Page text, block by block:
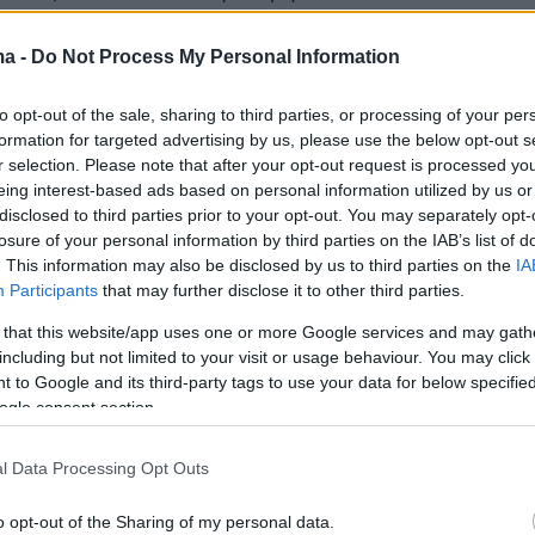
- Do Not Process My Personal Information
opt-out of the sale, sharing to third parties, or processing of your
for targeted advertising by us, please use the below opt-out
selection. Please note that after your opt-out request is processed
interest-based ads based on personal information utilized by us
to third parties prior to your opt-out. You may separately
of your personal information by third parties on the IAB’s list of
This information may also be disclosed by us to third parties on the
Participants that may further disclose it to other third parties.
that this website/app uses one or more Google services and may
but not limited to your visit or usage behaviour. You may
to Google and its third-party tags to use your data for below
consent section.
Data Processing Opt Outs
opt-out of the Sharing of my personal data.
ημέρα θα καταβληθούν οι κύριες και οι
στους γονείς που άφησαν την κόρη τους
- «Δεν έχω ξαναδεί κάτι τέτοιο» είπε ο
από Γεωργιάδη για φωτογραφία του
στο διαδίκτυο: Κάποιοι ξοδεύουν χρήματα
την τοξικότητα